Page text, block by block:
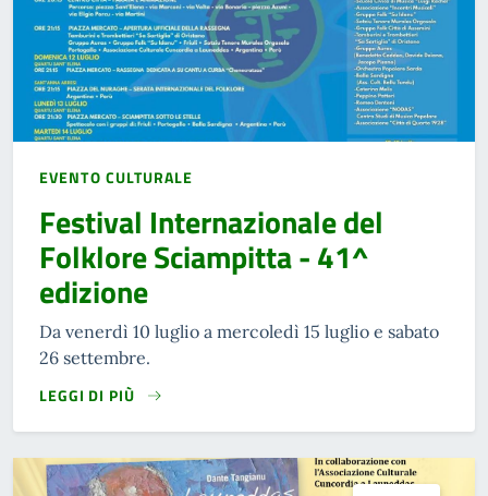
EVENTO CULTURALE
Festival Internazionale del
Folklore Sciampitta - 41^
edizione
Da venerdì 10 luglio a mercoledì 15 luglio e sabato
26 settembre.
LEGGI DI PIÙ